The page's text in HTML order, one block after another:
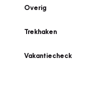
Overig
Trekhaken
Vakantiecheck